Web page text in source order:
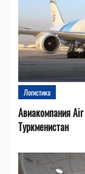
Логистика
Авиакомпания
Туркменистан